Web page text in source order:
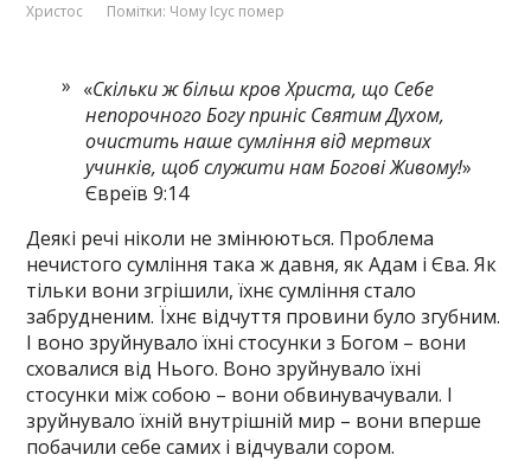
Христос Помітки: Чому Ісус помер
«Скільки ж більш кров Христа, що Себе
непорочного Богу приніс Святим Духом,
очистить наше сумління від мертвих
учинків, щоб служити нам Богові Живому!»
Євреїв 9:14
Деякі речі ніколи не змінюються. Проблема
нечистого сумління така ж давня, як Адам і Єва. Як
тільки вони згрішили, їхнє сумління стало
забрудненим. Їхнє відчуття провини було згубним.
І воно зруйнувало їхні стосунки з Богом – вони
сховалися від Нього. Воно зруйнувало їхні
стосунки між собою – вони обвинувачували. І
зруйнувало їхній внутрішній мир – вони вперше
побачили себе самих і відчували сором.